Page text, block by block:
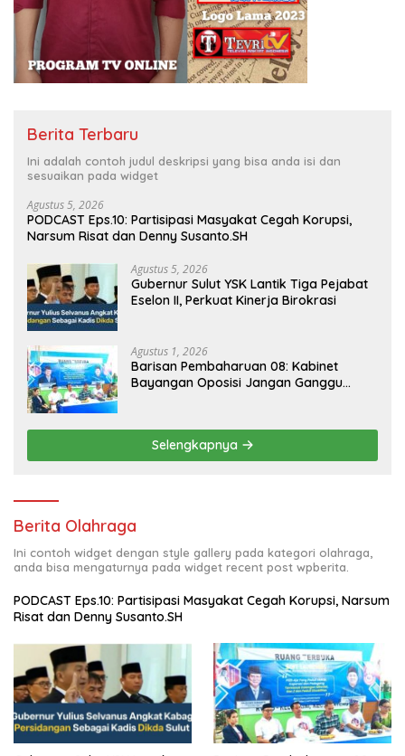
Berita Terbaru
Ini adalah contoh judul deskripsi yang bisa anda isi dan
sesuaikan pada widget
Agustus 5, 2026
PODCAST Eps.10: Partisipasi Masyakat Cegah Korupsi,
Narsum Risat dan Denny Susanto.SH
Agustus 5, 2026
Gubernur Sulut YSK Lantik Tiga Pejabat
Eselon II, Perkuat Kinerja Birokrasi
Agustus 1, 2026
Barisan Pembaharuan 08: Kabinet
Bayangan Oposisi Jangan Ganggu
Selengkapnya
Berita Olahraga
Ini contoh widget dengan style gallery pada kategori olahraga,
anda bisa mengaturnya pada widget recent post wpberita.
PODCAST Eps.10: Partisipasi Masyakat Cegah Korupsi, Narsum
Risat dan Denny Susanto.SH